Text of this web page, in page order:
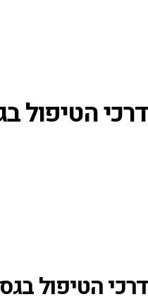
דרכי הטיפול
דרכי הטיפול